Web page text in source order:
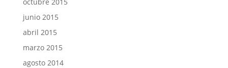
junio 2015
abril 2015
marzo 2015
agosto 2014